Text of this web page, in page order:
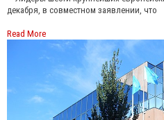
декабря, в совместном заявлении, что
Read More